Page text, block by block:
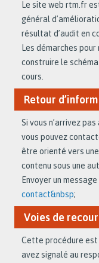
Le site web rtm.fr
général
résultat d’audit en
Les démarches
construire le
cours.
Retour
Si vous n’arrivez
vous pouvez
être orienté vers
contenu sous une
Envoyer un message
contact&nbsp;
Voies de
Cette procédure est
avez signalé au